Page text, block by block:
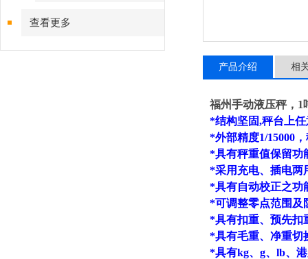
查看更多
产品介绍 相
福州手动液压秤，1
*结构坚固,秤台上
*外部精度1/15000
*具有秤重值保留功
*采用充电、插电两
*具有自动校正之功
*可调整零点范围及
*具有扣重、预先扣
*具有毛重、净重切
*具有kg、g、lb、